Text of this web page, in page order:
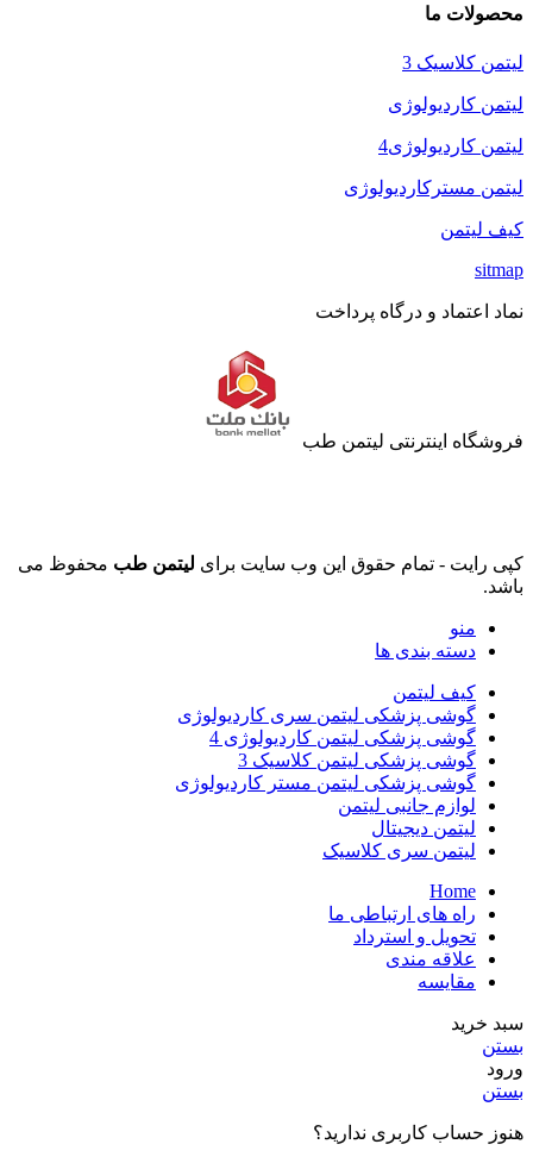
محصولات ما
لیتمن کلاسیک 3
لیتمن کاردیولوژی
لیتمن کاردیولوژی4
لیتمن مسترکاردیولوژی
کیف لیتمن
sitmap
نماد اعتماد و درگاه پرداخت
فروشگاه اینترنتی لیتمن طب
کپی رایت - تمام حقوق این وب سایت برای لیتمن طب محفوظ می
باشد.
منو
دسته بندی ها
کیف لیتمن
گوشی پزشکی لیتمن سری کاردیولوژی
گوشی پزشکی لیتمن کاردیولوژی 4
گوشی پزشکی لیتمن کلاسیک 3
گوشی پزشکی لیتمن مستر کاردیولوژی
لوازم جانبی لیتمن
لیتمن دیجیتال
لیتمن سری کلاسیک
Home
راه های ارتباطی ما
تحویل و استرداد
علاقه مندی
مقایسه
سبد خرید
بستن
ورود
بستن
هنوز حساب کاربری ندارید؟